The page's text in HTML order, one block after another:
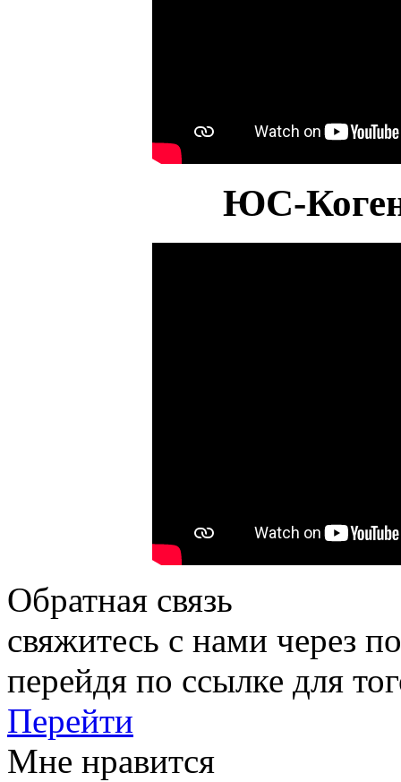
ЮС-
Обратная связь
свяжитесь с нами через
перейдя по ссылке для
Перейти
Мне нравится